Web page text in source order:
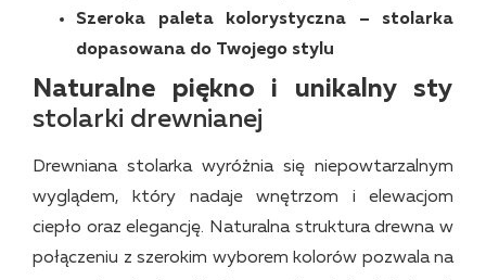
Szeroka paleta kolorystyczna – stolarka
dopasowana do Twojego stylu
Naturalne piękno i unikalny sty
stolarki drewnianej
Drewniana stolarka wyróżnia się niepowtarzalnym
wyglądem, który nadaje wnętrzom i elewacjom
ciepło oraz elegancję. Naturalna struktura drewna w
połączeniu z szerokim wyborem kolorów pozwala na